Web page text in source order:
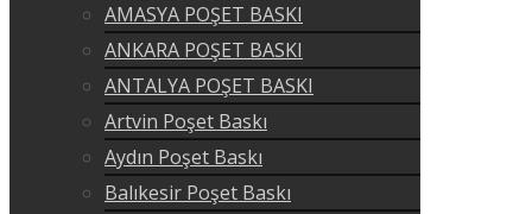
AMASYA POŞET BASKI
ANKARA POŞET BASKI
ANTALYA POŞET BASKI
Artvin Poşet Baskı
Aydın Poşet Baskı
Balıkesir Poşet Baskı